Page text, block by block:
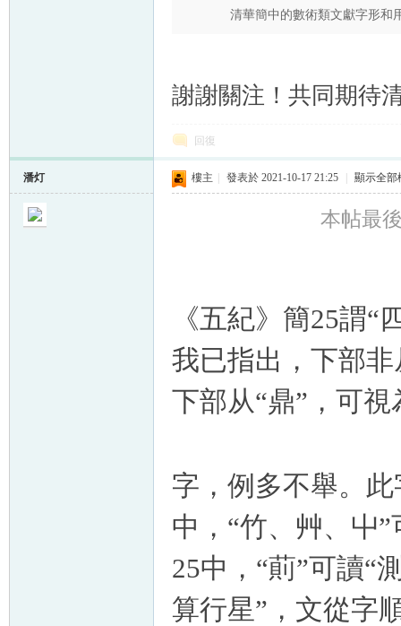
清華簡中的數術類文獻字形和
謝謝關注！共同期待
回復
潘灯 樓主 發表於 2021-10-17 21:25 顯示全部
本帖最
《五紀》簡25謂“
我已指出，下部
下部从“鼎”，可視
字，例多不舉。此
中，“竹、艸、屮
25中，“萴”可讀“
算行星”，文從字